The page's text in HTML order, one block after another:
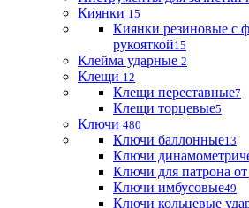
Киянки 15
Киянки резиновые с
рукояткой15
Клейма ударные 2
Клещи 12
Клещи переставные7
Клещи торцевые5
Ключи 480
Ключи баллонные13
Ключи
Ключи для патрона от
Ключи имбусовые49
Ключи кольцевые